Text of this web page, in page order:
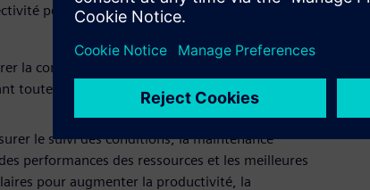
peut accélérer votre transition vers le
la connectivité entre plusieurs usines dans le
toutes les données des machines sur une seule
le suivi des conditions, la maintenance
performances des ressources et les meilleures
pour augmenter la productivité, la